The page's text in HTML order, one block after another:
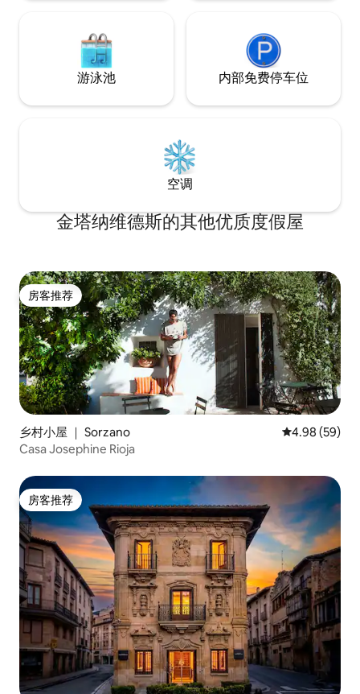
游泳池 内部免费停车位
空调
金塔纳维德斯的其他优质度假屋
房客推荐
房客推荐
乡村小屋 ｜ Sorzano 平均评分 4.98
4.98 (59)
Casa Josephine Rioja
房客推荐
房客推荐